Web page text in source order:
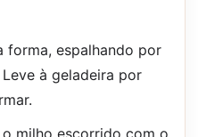
forma, espalhando por
à geladeira por
milho escorrido com o